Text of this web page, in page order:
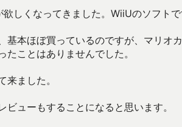
しくなってきました。WiiUのソフト
基本ほぼ買っているのですが、マリオ
ことはありませんでした。
ました。
ューもすることになると思います。